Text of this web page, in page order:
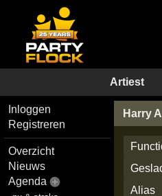
Artiest
Inloggen
Registreren
Overzicht
Nieuws
Agenda
Harry
Alias